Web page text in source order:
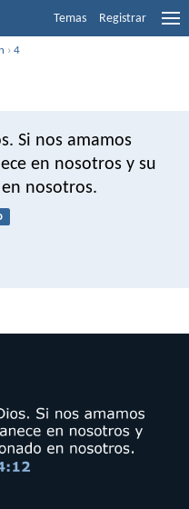
Temas Registrar
›4
Si nos amamos
en nosotros y su
nosotros.